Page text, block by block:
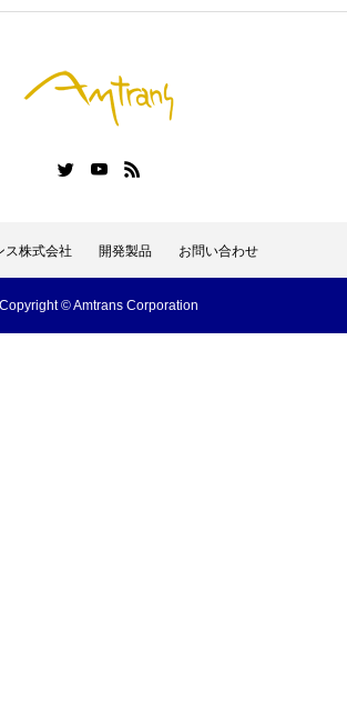
ス株式会社 開発製品 お問い合わせ
Copyright © Amtrans Corporation